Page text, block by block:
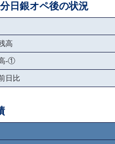
日銀オペ後の状況
高
-①
日比